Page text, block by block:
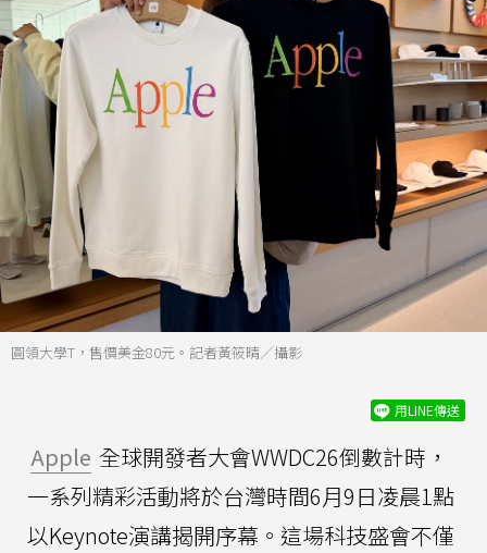
圓領大學T，售價美金80元。記者黃筱晴／攝影
用LINE傳送
Apple 全球開發者大會WWDC26倒數計時，
一系列精彩活動將於台灣時間6月9日凌晨1點
以Keynote演講揭開序幕。這場科技盛會不僅